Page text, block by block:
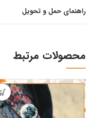
راهنمای حمل و تحویل
محصولات مرتبط